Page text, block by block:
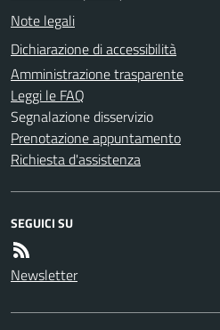
Note legali
Dichiarazione di accessibilità
Amministrazione trasparente
Leggi le FAQ
Segnalazione disservizio
Prenotazione appuntamento
Richiesta d'assistenza
SEGUICI SU
Newsletter